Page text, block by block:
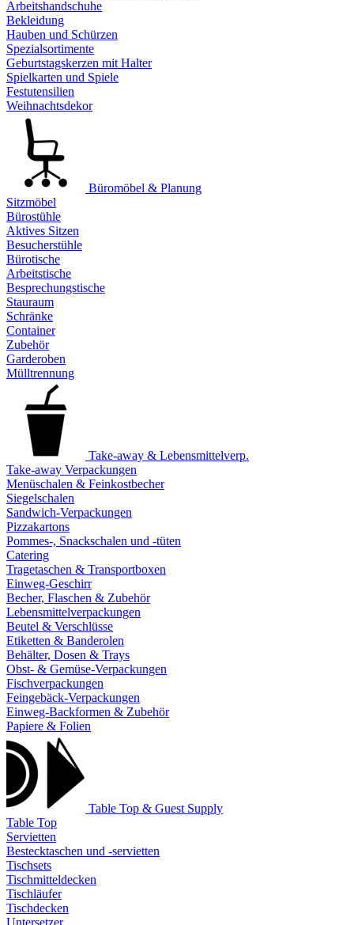
Arbeitshandschuhe
Bekleidung
Hauben und Schürzen
Spezialsortimente
Geburtstagskerzen mit Halter
Spielkarten und Spiele
Festutensilien
Weihnachtsdekor
Büromöbel & Planung
Sitzmöbel
Bürostühle
Aktives Sitzen
Besucherstühle
Bürotische
Arbeitstische
Besprechungstische
Stauraum
Schränke
Container
Zubehör
Garderoben
Mülltrennung
Take-away & Lebensmittelverp.
Take-away Verpackungen
Menüschalen & Feinkostbecher
Siegelschalen
Sandwich-Verpackungen
Pizzakartons
Pommes-, Snackschalen und -tüten
Catering
Tragetaschen & Transportboxen
Einweg-Geschirr
Becher, Flaschen & Zubehör
Lebensmittelverpackungen
Beutel & Verschlüsse
Etiketten & Banderolen
Behälter, Dosen & Trays
Obst- & Gemüse-Verpackungen
Fischverpackungen
Feingebäck-Verpackungen
Einweg-Backformen & Zubehör
Papiere & Folien
Table Top & Guest Supply
Table Top
Servietten
Bestecktaschen und -servietten
Tischsets
Tischmitteldecken
Tischläufer
Tischdecken